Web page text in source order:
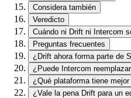
Considera también
Veredicto
Cuándo ni Drift ni Intercom
Preguntas frecuentes
¿Drift ahora forma parte de
¿Puede Intercom
¿Qué plataforma tiene
¿Vale la pena Drift para un